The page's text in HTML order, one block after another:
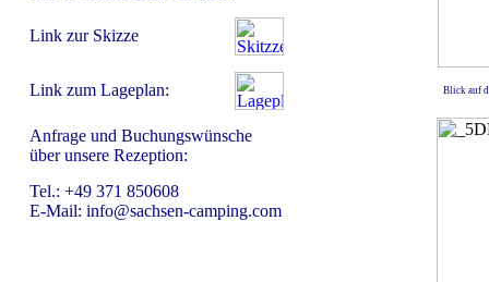
Link zur Skizze
Link zum Lageplan:
Anfrage und Buchungswünsche
über unsere Rezeption:
Tel.: +49 371 850608
E-Mail: info@sachsen-camping.com
Blick auf